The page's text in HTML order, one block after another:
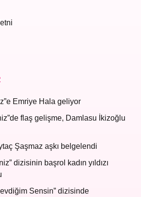
Emriye Hala geliyor
flaş gelişme, Damlasu İkizoğlu
Şaşmaz aşkı belgelendi
dizisinin başrol kadın yıldızı
Sensin” dizisinde